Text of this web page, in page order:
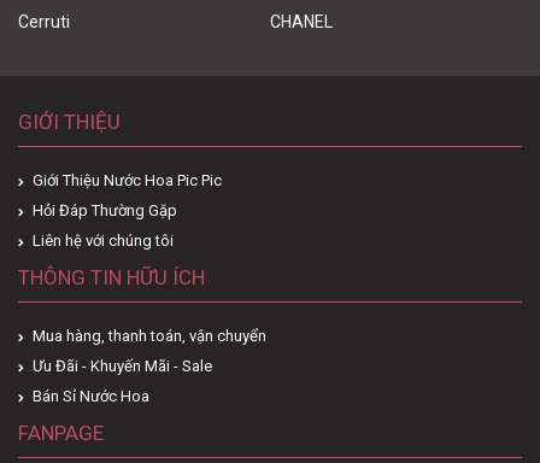
Cerruti
CHANEL
GIỚI THIỆU
Giới Thiệu Nước Hoa Pic Pic
Hỏi Đáp Thường Gặp
Liên hệ với chúng tôi
THÔNG TIN HỮU ÍCH
Mua hàng, thanh toán, vận chuyển
Ưu Đãi - Khuyến Mãi - Sale
Bán Sỉ Nước Hoa
FANPAGE